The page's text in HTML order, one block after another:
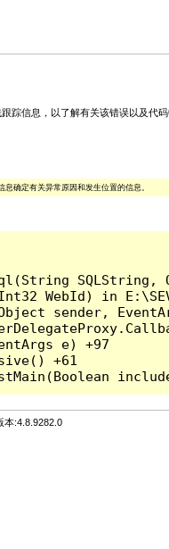
踪信息，以了解有关该错误以及代码
确定有关异常原因和发生位置的信息。
SQLString,
WebId) in
sender,
e) +97
+61
本:4.8.9282.0